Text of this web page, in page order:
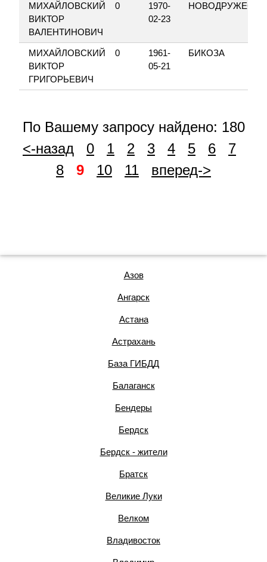
МИХАЙЛОВСКИЙ
ВИКТОР
ВАЛЕНТИНОВИЧ
0
1970-
02-23
НОВОДРУЖЕСЬК
МИХАЙЛОВСКИЙ
ВИКТОР
ГРИГОРЬЕВИЧ
0
1961-
05-21
БИКОЗА
По Вашему запросу найдено: 180
<-назад
0 1 2 3 4 5 6
7
8
9 10 11 вперед->
Азов
Ангарск
Астана
Астрахань
База ГИБДД
Балаганск
Бендеры
Бердск
Бердск - жители
Братск
Великие Луки
Велком
Владивосток